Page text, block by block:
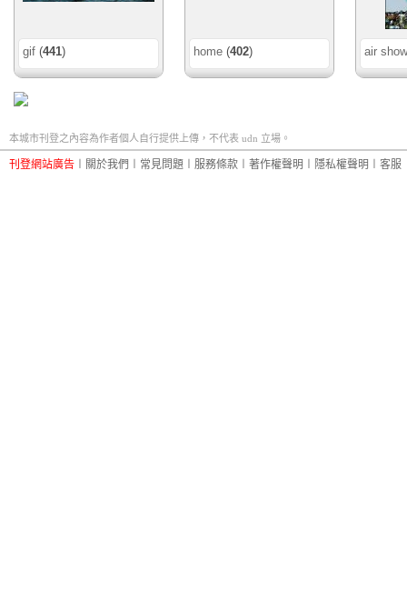
gif (441) home (402) air show
本城市刊登之內容為作者個人自行提供上傳，不代表 udn 立場。
刊登網站廣告 關於我們 常見問題 服務條款 著作權聲明 隱私權聲明 客服